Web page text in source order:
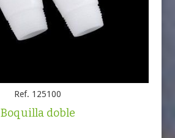
Ref. 125100
Boquilla doble